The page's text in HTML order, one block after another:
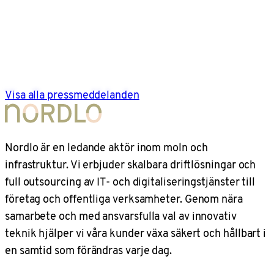
Visa alla pressmeddelanden
Nordlo är en ledande aktör inom moln och
infrastruktur. Vi erbjuder skalbara driftlösningar och
full outsourcing av IT- och digitaliseringstjänster till
företag och offentliga verksamheter. Genom nära
samarbete och med ansvarsfulla val av innovativ
teknik hjälper vi våra kunder växa säkert och hållbart i
en samtid som förändras varje dag.